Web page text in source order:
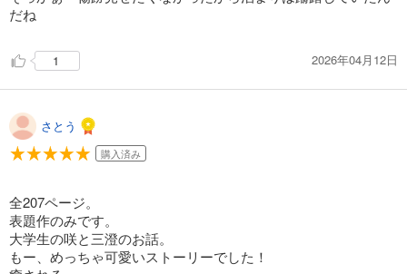
だね
1 2026年04月12日
さとう
購入済み
全207ページ。
表題作のみです。
大学生の咲と三澄のお話。
もー、めっちゃ可愛いストーリーでした！